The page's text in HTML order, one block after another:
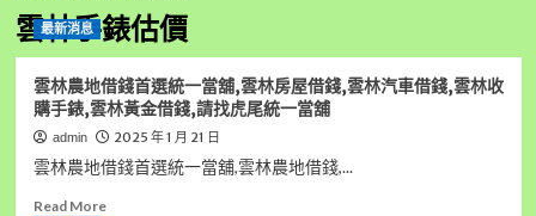
雲林手錶估價
最新消息
雲林農地借錢首選統一當舖,雲林房屋借錢,雲林汽車借錢,雲林收
購手錶,雲林黃金借錢,請找虎尾統一當舖
admin 2025 年 1 月 21 日
雲林農地借錢首選統一當舖,雲林農地借錢,...
Read MoreRead